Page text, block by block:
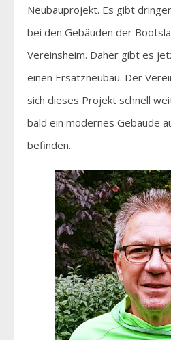
Neubauprojekt. Es gibt
bei den Gebäuden der
Vereinsheim. Daher gibt es
einen Ersatzneubau. Der
sich dieses Projekt schnell
bald ein modernes Gebäude
befinden.